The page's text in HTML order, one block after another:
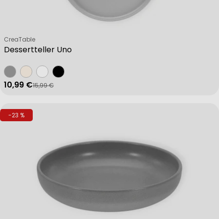
Dessertteller Uno
Verkäufer:
CreaTable
Verkaufspreis
10,99 €
Regulärer Preis
15,99 €
-23 %